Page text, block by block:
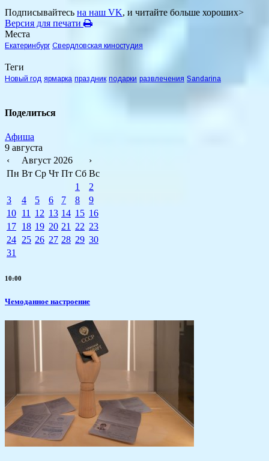
Подписывайтесь на наш VK, и читайте больше хороших>
Версия для печати
Места
Екатеринбург Свердловская киностудия
Теги
Новый год ярмарка праздник подарки развлечения Sandarina
Поделиться
Афиша
9 августа
‹
Август 2026
›
Пн Вт Ср Чт Пт Сб Вс
1
2
3
4 5 6 7 8
9
10 11 12 13 14 15 16
17 18 19 20 21 22 23
24 25 26 27 28 29 30
31
10:00
Чемоданное настроение